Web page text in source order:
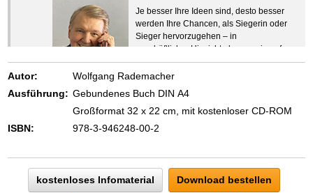
Je besser Ihre Ideen sind, desto besser
werden Ihre Chancen, als Siegerin oder
Sieger hervorzugehen – in
geschäftlicher Hinsicht ebenso wie auf
beruflichem oder privatem Gebiet. Denn
eins ist todsicher:
Zeigen Sie mit der Maus hierhin, um
Autor:
Wolfgang Rademacher
Ausführung: Gebundenes Buch DIN A4
Großformat 32 x 22 cm, mit kostenloser CD-ROM
ISBN:
978-3-946248-00-2
kostenloses Infomaterial Download bestellen